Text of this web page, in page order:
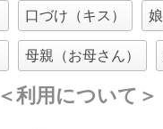
口づけ（キス） 娘
母親（お母さん）
＜利用について＞